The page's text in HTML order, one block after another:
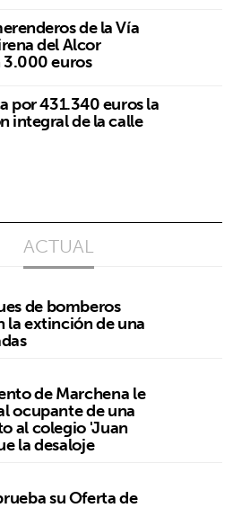
de la Vía
del Alcor
euros
por 431.340 euros la
integral de la calle
ACTUAL
de bomberos
la extinción de una
de Marchena le
ocupante de una
al colegio 'Juan
la desaloje
su Oferta de